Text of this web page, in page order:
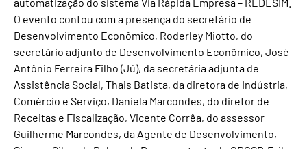
automatização do sistema Via Rápida Empresa – REDESIM.
O evento contou com a presença do secretário de
Desenvolvimento Econômico, Roderley Miotto, do
secretário adjunto de Desenvolvimento Econômico, José
Antônio Ferreira Filho (Jú), da secretária adjunta de
Assistência Social, Thais Batista, da diretora de Indústria,
Comércio e Serviço, Daniela Marcondes, do diretor de
Receitas e Fiscalização, Vicente Corrêa, do assessor
Guilherme Marcondes, da Agente de Desenvolvimento,